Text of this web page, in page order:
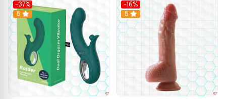
-37%
Hot
5
-16%
Hot
5